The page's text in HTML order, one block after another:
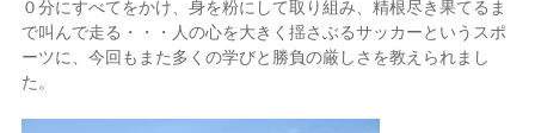
０分にすべてをかけ、身を粉にして取り組み、精根尽き果てるま
で叫んで走る・・・人の心を大きく揺さぶるサッカーというスポ
ーツに、今回もまた多くの学びと勝負の厳しさを教えられまし
た。